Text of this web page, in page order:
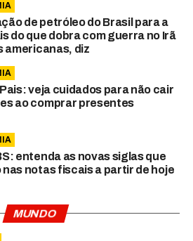
de petróleo do Brasil para a
do que dobra com guerra no Irã
americanas, diz
veja cuidados para não cair
ao comprar presentes
entenda as novas siglas que
notas fiscais a partir de hoje
MUNDO